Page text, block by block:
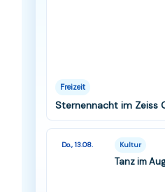
Freizeit
Sternennacht im Zeiss
Do., 13.08. Kultur
Tanz im